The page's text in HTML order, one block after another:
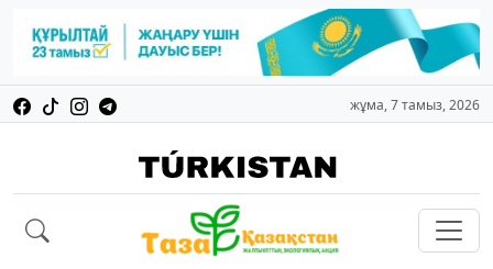
жұма, 7 тамыз, 2026